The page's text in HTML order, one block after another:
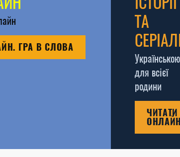
ГРА В СЛОВА
ТА
Українською
для всієї
родини
ЧИТАТИ